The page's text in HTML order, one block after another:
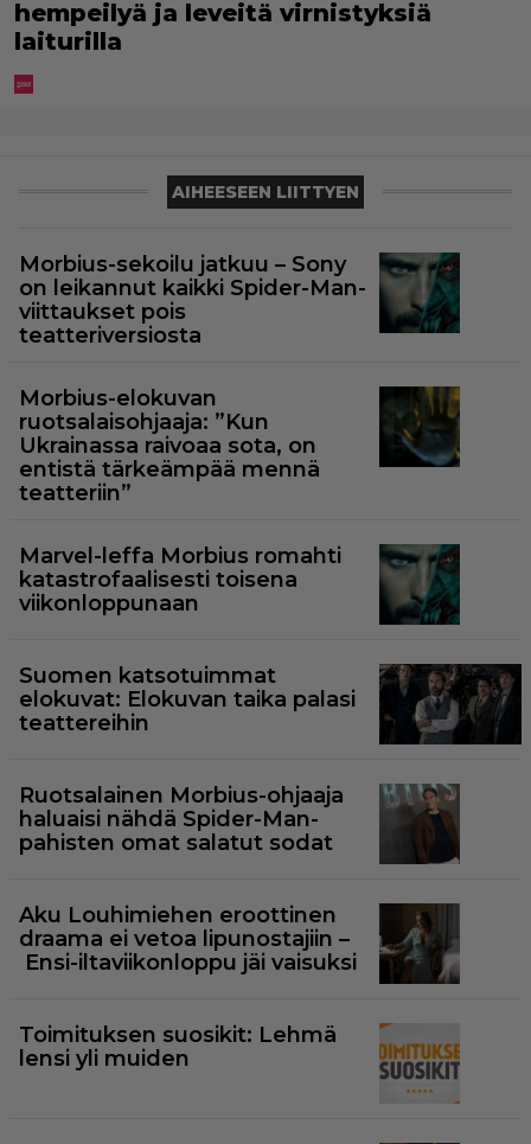
hempeilyä ja leveitä virnistyksiä
laiturilla
AIHEESEEN LIITTYEN
Morbius-sekoilu jatkuu – Sony
on leikannut kaikki Spider-Man-
viittaukset pois
teatteriversiosta
Morbius-elokuvan
ruotsalaisohjaaja: ”Kun
Ukrainassa raivoaa sota, on
entistä tärkeämpää mennä
teatteriin”
Marvel-leffa Morbius romahti
katastrofaalisesti toisena
viikonloppunaan
Suomen katsotuimmat
elokuvat: Elokuvan taika palasi
teattereihin
Ruotsalainen Morbius-ohjaaja
haluaisi nähdä Spider-Man-
pahisten omat salatut sodat
Aku Louhimiehen eroottinen
draama ei vetoa lipunostajiin –
Ensi-iltaviikonloppu jäi vaisuksi
Toimituksen suosikit: Lehmä
lensi yli muiden